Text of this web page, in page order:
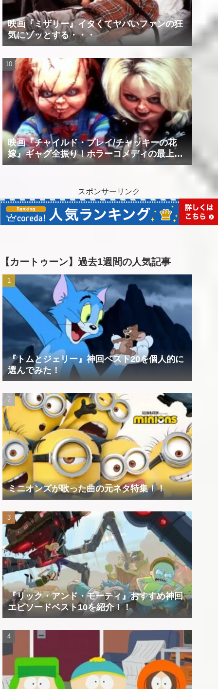
映画『ミザリー』イタくてヤバいファンの狂
気にゾッとする・・・
映画『チャイルド・プレイ/チャッキーの花
嫁』ギャグ全振り！ホラーコメディの最上級
作品！！
スポンサーリンク
【カートゥーン】過去1週間の人気記事
『トムとジェリー』神回ベスト20を個人的に
選んでみた！
ミニオンズが歌った曲の元ネタ特集！！
『リック・アンド・モーティ』おすすめ神回
エピソードベスト10を紹介！！